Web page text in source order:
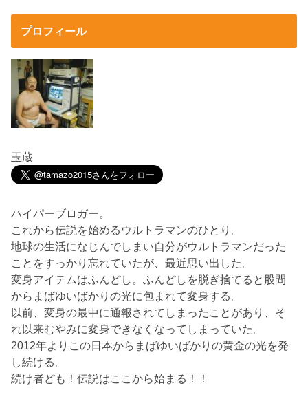
プロフィール
玉蔵
ハイパーブロガー。
これから伝説を始めるウルトラマンのひとり。
地球の生活になじんでしまい自分がウルトラマンだった
ことをすっかり忘れていたが、最近思い出した。
変身アイテムはふんどし。ふんどしを脱ぎ捨てると股間
からまばゆいばかりの光に包まれて変身する。
以前、変身の最中に通報されてしまったことがあり、そ
れ以来むやみに変身できなくなってしまっていた。
2012年よりこの日本からまばゆいばかりの黄金の光を発
し続ける。
続け者ども！伝説はここから始まる！！